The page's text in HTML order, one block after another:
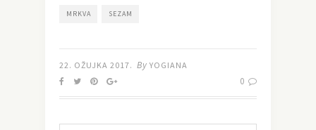
MRKVA SEZAM
22. OŽUJKA 2017. By YOGIANA
0